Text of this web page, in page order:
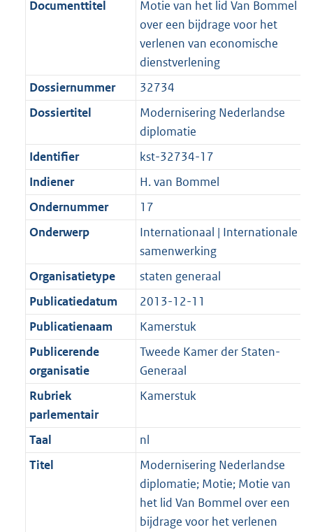
f
a
t
n
a
a
i
m
a
t
b
e
r
m
a
t
K
o
o
t
t
:
2
K
b
r
o
o
t
e
:
2
K
b
Documenttitel
Motie van het lid Van Bommel
over een bijdrage voor het
verlenen van economische
dienstverlening
Dossiernummer
32734
Dossiertitel
Modernisering Nederlandse
diplomatie
Identifier
kst-32734-17
Indiener
H. van Bommel
Ondernummer
17
Onderwerp
Internationaal | Internationale
samenwerking
Organisatietype
staten generaal
Publicatiedatum
2013-12-11
Publicatienaam
Kamerstuk
Publicerende
organisatie
Tweede Kamer der Staten-
Generaal
Rubriek
parlementair
Kamerstuk
Taal
nl
Titel
Modernisering Nederlandse
diplomatie; Motie; Motie van
het lid Van Bommel over een
bijdrage voor het verlenen